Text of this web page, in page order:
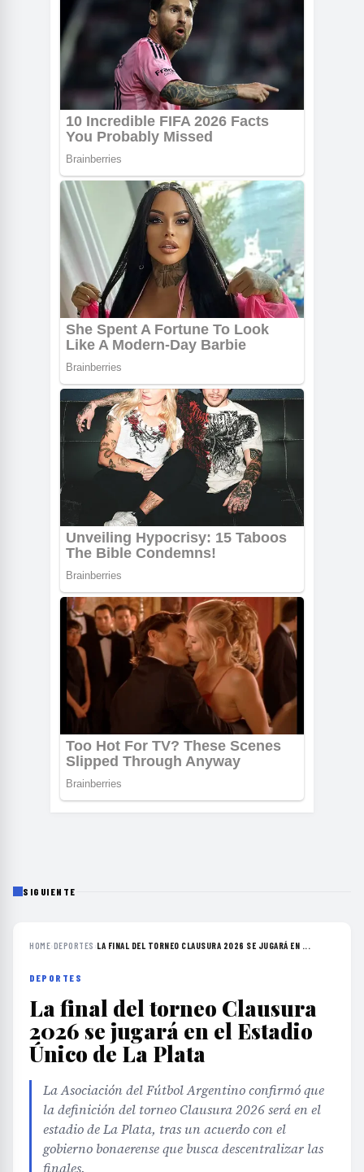
SIGUIENTE
HOME›DEPORTES ›LA FINAL DEL TORNEO CLAUSURA 2026 SE JUGARÁ EN ...
DEPORTES
La final del torneo Clausura
2026 se jugará en el Estadio
Único de La Plata
La Asociación del Fútbol Argentino confirmó que
la definición del torneo Clausura 2026 será en el
estadio de La Plata, tras un acuerdo con el
gobierno bonaerense que busca descentralizar las
finales.